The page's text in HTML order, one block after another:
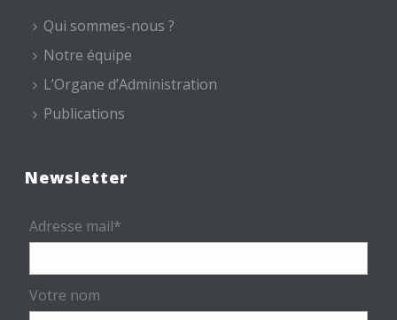
Qui sommes-nous ?
Notre équipe
L’Organe d’Administration
Publications
Newsletter
Adresse mail*
Votre nom